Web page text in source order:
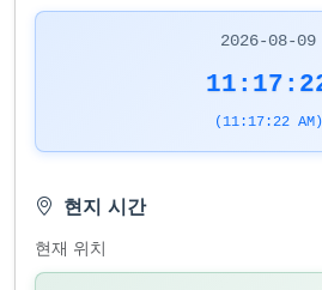
2026-08-09
(11:17:22 AM)
현지 시간
현재 위치